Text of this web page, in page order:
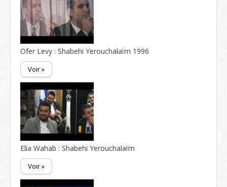
Ofer Levy : Shabehi Yerouchalaïm 1996
Voir »
Elia Wahab : Shabehi Yerouchalaïm
Voir »